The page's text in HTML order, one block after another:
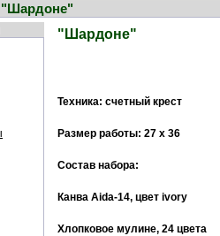
"Шардоне"
Техника: счетный крест
Размер работы: 27 х 36
Состав набора:
Канва Aida-14, цвет ivory
Хлопковое мулине, 24 цвета